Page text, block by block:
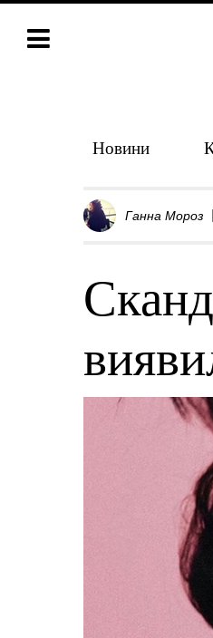
Новини
Ганна Мороз